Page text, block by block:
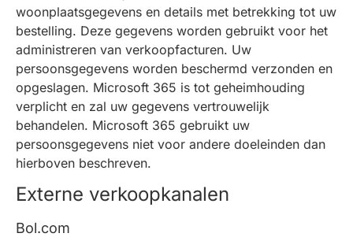
woonplaatsgegevens en details met betrekking tot uw
bestelling. Deze gegevens worden gebruikt voor het
administreren van verkoopfacturen. Uw
persoonsgegevens worden beschermd verzonden en
opgeslagen. Microsoft 365 is tot geheimhouding
verplicht en zal uw gegevens vertrouwelijk
behandelen. Microsoft 365 gebruikt uw
persoonsgegevens niet voor andere doeleinden dan
hierboven beschreven.
Externe verkoopkanalen
Bol.com